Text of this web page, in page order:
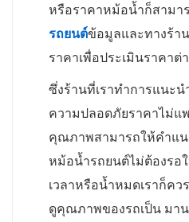
หรือราคาหม้อน้ำก็สามา
รถยนต์ข้อมูลและทางร้า
ราคาเพื่อประเมินราคาต่
ซึ่งร้านที่เราทำการแนะ
ความปลอดภัยราคาไม่แ
คุณภาพสามารถให้คำแน
หม้อน้ำรถยนต์ไม่ต้องรอ
เวลาหรือน้ำหมดเราก็ค
ดูคุณภาพของรถเป็น มา